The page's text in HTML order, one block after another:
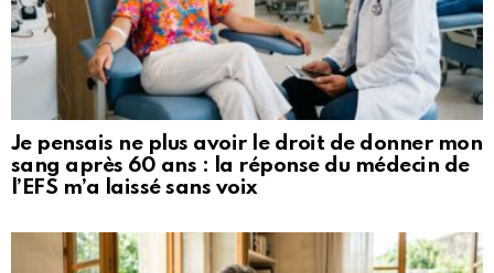
Je pensais ne plus avoir le droit de donner mon
sang après 60 ans : la réponse du médecin de
l’EFS m’a laissé sans voix